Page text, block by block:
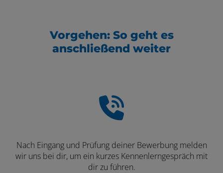
Vorgehen: So geht es
anschließend weiter
Nach Eingang und Prüfung deiner Bewerbung melden
wir uns bei dir, um ein kurzes Kennenlerngespräch mit
dir zu führen.